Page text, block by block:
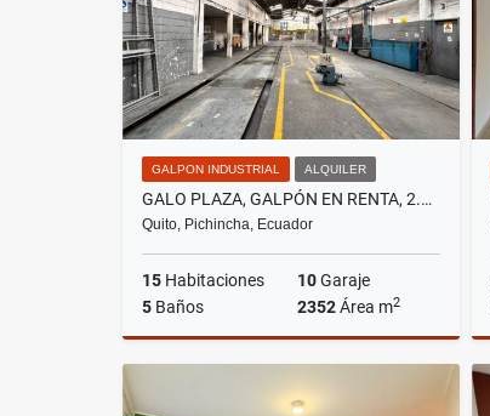
GALPON INDUSTRIAL ALQUILER
GALO PLAZA, GALPÓN EN RENTA, 2.352M2
Quito, Pichincha, Ecuador
15 Habitaciones 10Garaje
5 Baños 2352Área m2
US$7,900